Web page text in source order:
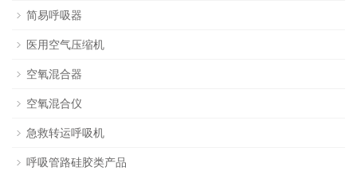
简易呼吸器
医用空气压缩机
空氧混合器
空氧混合仪
急救转运呼吸机
呼吸管路硅胶类产品